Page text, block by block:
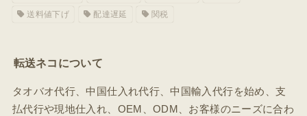
送料値下げ 配達遅延 関税
転送ネコについて
タオバオ代行、中国仕入れ代行、中国輸入代行を始め、支
払代行や現地仕入れ、OEM、ODM、お客様のニーズに合わ